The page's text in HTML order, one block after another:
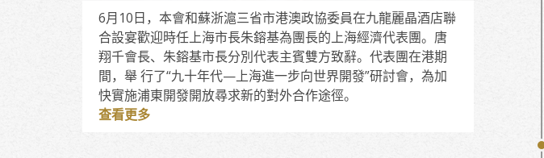
6月10日，本會和蘇浙滬三省市港澳政協委員在九龍麗晶酒店聯
合設宴歡迎時任上海市長朱鎔基為團長的上海經濟代表團。唐
翔千會長、朱鎔基市長分別代表主賓雙方致辭。代表團在港期
間，舉 行了“九十年代—上海進一步向世界開發”研討會，為加
快實施浦東開發開放尋求新的對外合作途徑。
查看更多